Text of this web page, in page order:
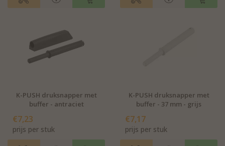
K-PUSH druksnapper met
buffer - antraciet
€7,23
prijs per stuk
K-PUSH druksnapper met
buffer - 37 mm - grijs
€7,17
prijs per stuk